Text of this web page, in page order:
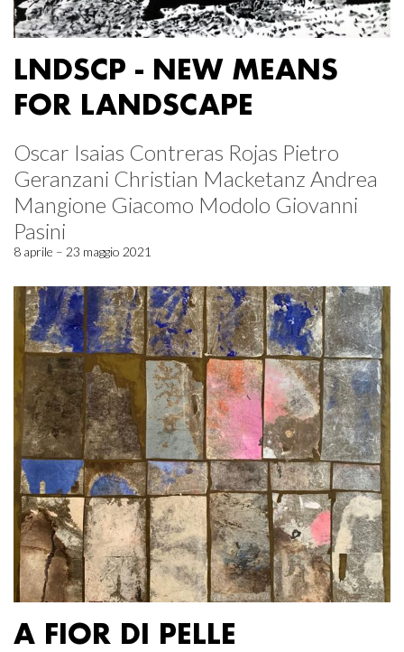
LNDSCP - NEW MEANS
FOR LANDSCAPE
Oscar Isaias Contreras Rojas Pietro
Geranzani Christian Macketanz Andrea
Mangione Giacomo Modolo Giovanni
Pasini
8 aprile – 23 maggio 2021
A FIOR DI PELLE